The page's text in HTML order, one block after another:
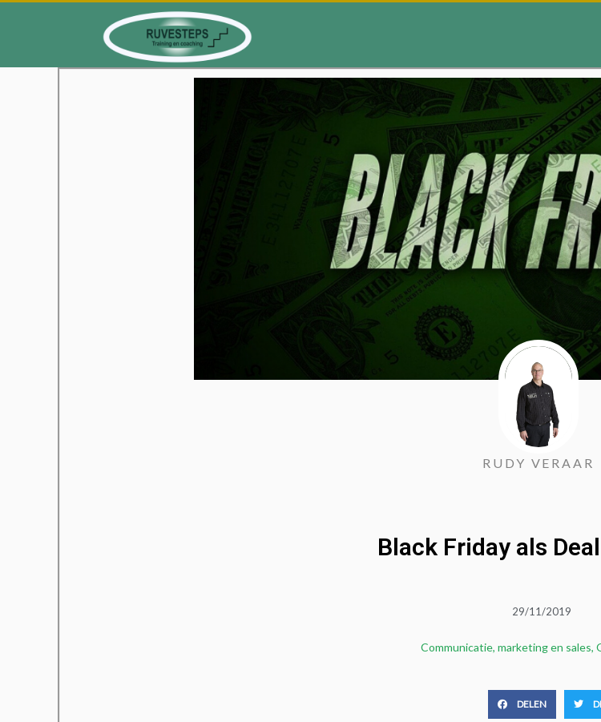
RUDY VERAAR
Black Friday als
29/11/2019
Communicatie, marketing en sales,
DELEN